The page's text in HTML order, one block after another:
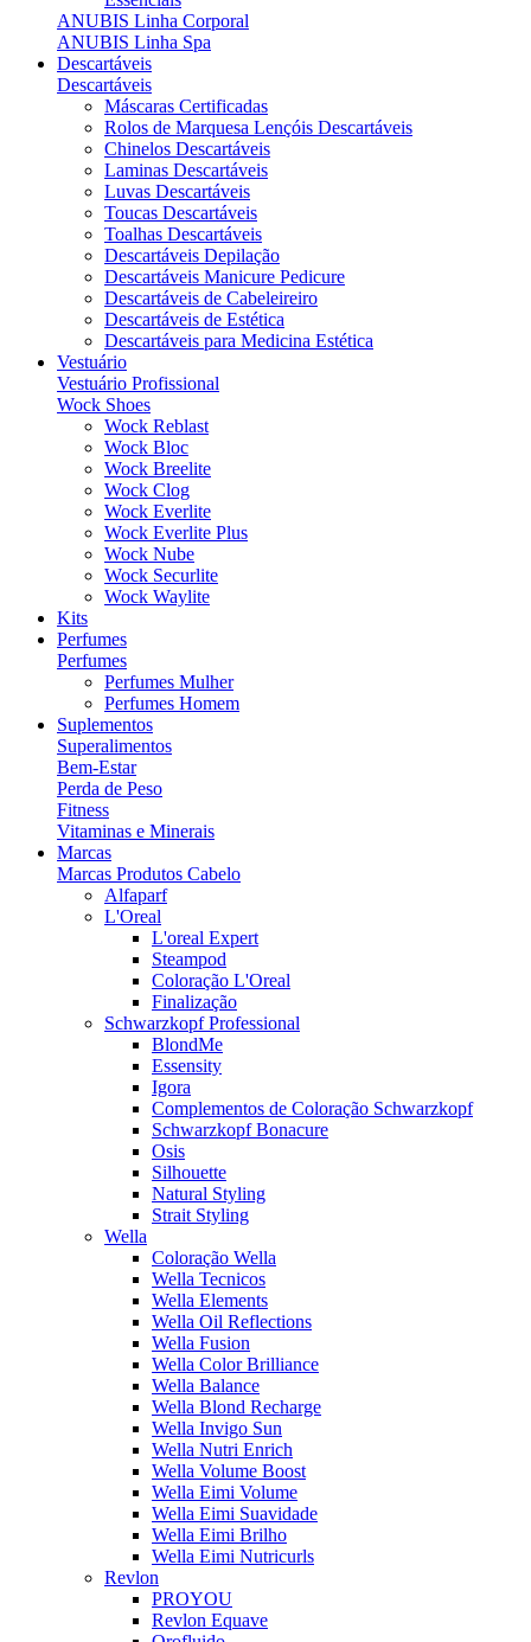
ANUBIS Linha Corporal
ANUBIS Linha Spa
Descartáveis
Descartáveis
Máscaras Certificadas
Rolos de Marquesa Lençóis Descartáveis
Chinelos Descartáveis
Laminas Descartáveis
Luvas Descartáveis
Toucas Descartáveis
Toalhas Descartáveis
Descartáveis Depilação
Descartáveis Manicure Pedicure
Descartáveis de Cabeleireiro
Descartáveis de Estética
Descartáveis para Medicina Estética
Vestuário
Vestuário Profissional
Wock Shoes
Wock Reblast
Wock Bloc
Wock Breelite
Wock Clog
Wock Everlite
Wock Everlite Plus
Wock Nube
Wock Securlite
Wock Waylite
Kits
Perfumes
Perfumes
Perfumes Mulher
Perfumes Homem
Suplementos
Superalimentos
Bem-Estar
Perda de Peso
Fitness
Vitaminas e Minerais
Marcas
Marcas Produtos Cabelo
Alfaparf
L'Oreal
L'oreal Expert
Steampod
Coloração L'Oreal
Finalização
Schwarzkopf Professional
BlondMe
Essensity
Igora
Complementos de Coloração Schwarzkopf
Schwarzkopf Bonacure
Osis
Silhouette
Natural Styling
Strait Styling
Wella
Coloração Wella
Wella Tecnicos
Wella Elements
Wella Oil Reflections
Wella Fusion
Wella Color Brilliance
Wella Balance
Wella Blond Recharge
Wella Invigo Sun
Wella Nutri Enrich
Wella Volume Boost
Wella Eimi Volume
Wella Eimi Suavidade
Wella Eimi Brilho
Wella Eimi Nutricurls
Revlon
PROYOU
Revlon Equave